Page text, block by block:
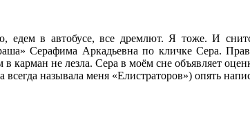
едем в автобусе, все дремлют. Я тоже. И
Серафима Аркадьевна по кличке Сера.
в карман не лезла. Сера в моём сне объявляет
всегда называла меня «Елистраторов») опять